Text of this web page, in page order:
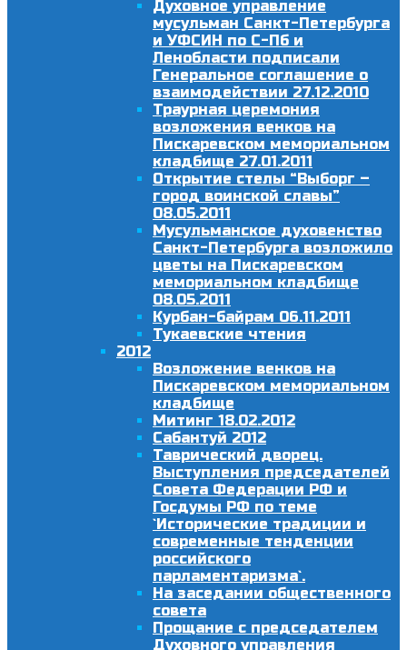
Духовное управление
мусульман Санкт-Петербурга
и УФСИН по С-Пб и
Ленобласти подписали
Генеральное соглашение о
взаимодействии 27.12.2010
Траурная церемония
возложения венков на
Пискаревском мемориальном
кладбище 27.01.2011
Открытие стелы “Выборг –
город воинской славы”
08.05.2011
Мусульманское духовенство
Санкт-Петербурга возложило
цветы на Пискаревском
мемориальном кладбище
08.05.2011
Курбан-байрам 06.11.2011
Тукаевские чтения
2012
Возложение венков на
Пискаревском мемориальном
кладбище
Митинг 18.02.2012
Сабантуй 2012
Таврический дворец.
Выступления председателей
Совета Федерации РФ и
Госдумы РФ по теме
`Исторические традиции и
современные тенденции
российского
парламентаризма`.
На заседании общественного
совета
Прощание с председателем
Духовного управления